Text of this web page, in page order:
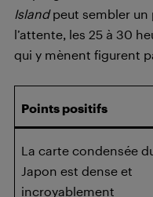
Islandpeut sembler un
l’attente, les 25 à 30
qui y mènent figurent
Points positifs
La carte condensée
Japon est dense et
incroyablement